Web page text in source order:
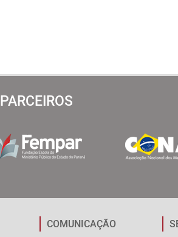
PARCEIROS
COMUNICAÇÃO